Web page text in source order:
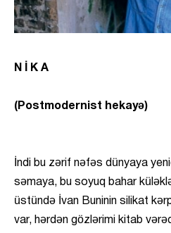
N İ K A
(Postmodernist hekayə)
İndi bu zərif nəfəs dünyaya
səmaya, bu soyuq bahar
üstündə İvan Buninin silikat
var, hərdən gözlərimi kitab